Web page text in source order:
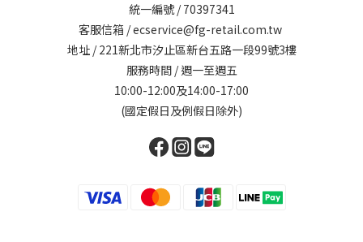
統一編號 / 70397341
客服信箱 / ecservice@fg-retail.com.tw
地址 / 221新北市汐止區新台五路一段99號3樓
服務時間 / 週一至週五
10:00-12:00及14:00-17:00
(國定假日及例假日除外)